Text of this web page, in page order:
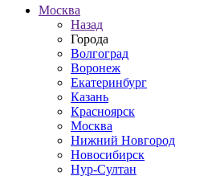
Москва
Назад
Города
Волгоград
Воронеж
Екатеринбург
Казань
Красноярск
Москва
Нижний Новгород
Новосибирск
Нур-Султан